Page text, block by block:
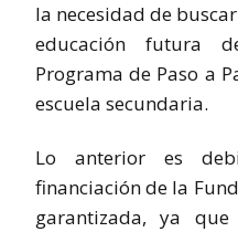
la necesidad de
educación futura
Programa de Paso a
escuela secundaria.
Lo anterior es
financiación de la
garantizada, ya